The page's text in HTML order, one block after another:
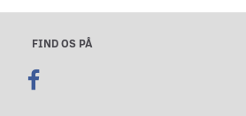
FIND OS PÅ